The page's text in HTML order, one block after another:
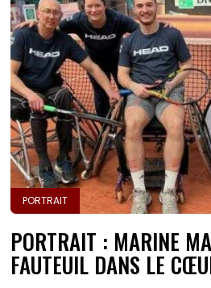
PORTRAIT
PORTRAIT : MARINE
FAUTEUIL DANS LE